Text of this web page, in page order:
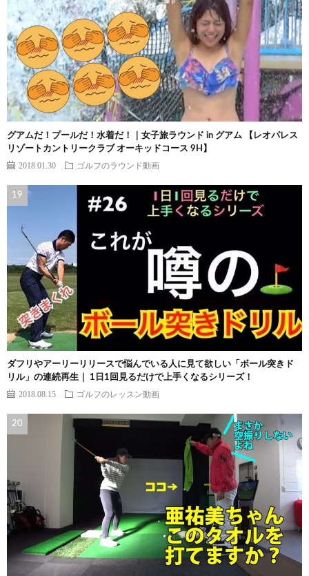
グアムだ！プールだ！水着だ！｜女子旅ラウンド in グアム 【レオパレス
リゾートカントリークラブ オーキッドコース 9H】
2018.01.30 ゴルフのラウンド動画
ダフリやアーリーリリースで悩んでいる人に見て欲しい「ボール突きド
リル」の連続再生｜ 1日1回見るだけで上手くなるシリーズ！
2018.08.15 ゴルフのレッスン動画